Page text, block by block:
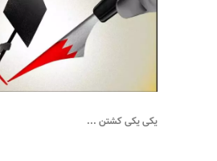
یکی یکی کشتن ...